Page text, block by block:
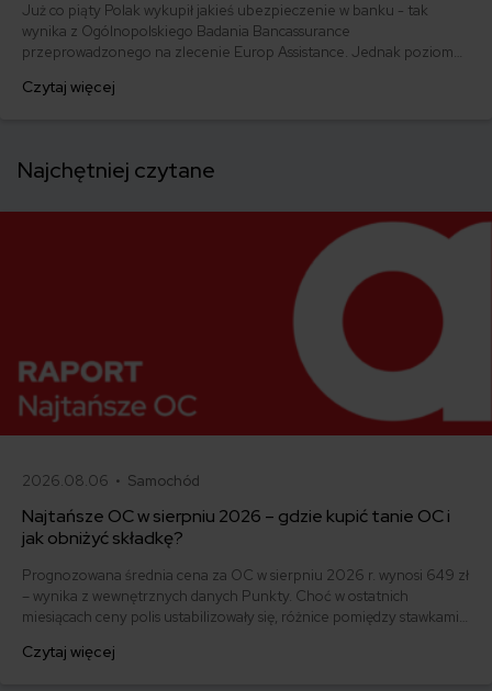
Już co piąty Polak wykupił jakieś ubezpieczenie w banku - tak
wynika z Ogólnopolskiego Badania Bancassurance
przeprowadzonego na zlecenie Europ Assistance. Jednak poziom
Bankowcy wiedzą, że mają sprzedać polisę - i niewiele poza tym.
Czytaj więcej
Najchętniej czytane
2026.08.06 • Samochód
Najtańsze OC w sierpniu 2026 – gdzie kupić tanie OC i
jak obniżyć składkę?
Prognozowana średnia cena za OC w sierpniu 2026 r. wynosi 649 zł
– wynika z wewnętrznych danych Punkty. Choć w ostatnich
miesiącach ceny polis ustabilizowały się, różnice pomiędzy stawkami
500 zł, inni – powyżej 1500 zł. Gdzie znaleźć najtańsze OC w Polsce
Czytaj więcej